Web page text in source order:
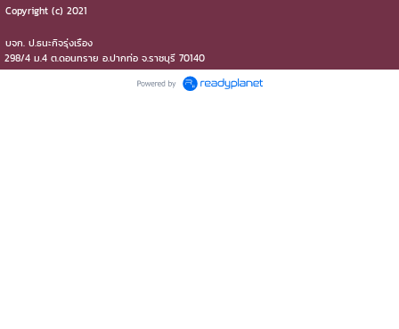
Copyright (c) 2021
บจก.​ ป.ธนะกิจรุ่งเรือง
298/4 ม.4 ต.ดอนทราย​ อ.ปากท่อ​ จ.ราชบุรี​ 70140